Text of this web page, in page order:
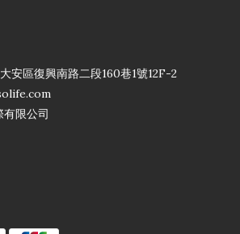
安區復興南路二段160巷1號12F-2
有限公司